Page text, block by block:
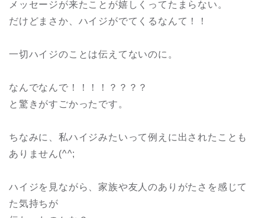
メッセージが来たことが嬉しくってたまらない。
だけどまさか、ハイジがでてくるなんて！！
一切ハイジのことは伝えてないのに。
なんでなんで！！！！？？？？
と驚きがすごかったです。
ちなみに、私ハイジみたいって例えに出されたことも
ありません(^^;
ハイジを見ながら、家族や友人のありがたさを感じて
た気持ちが